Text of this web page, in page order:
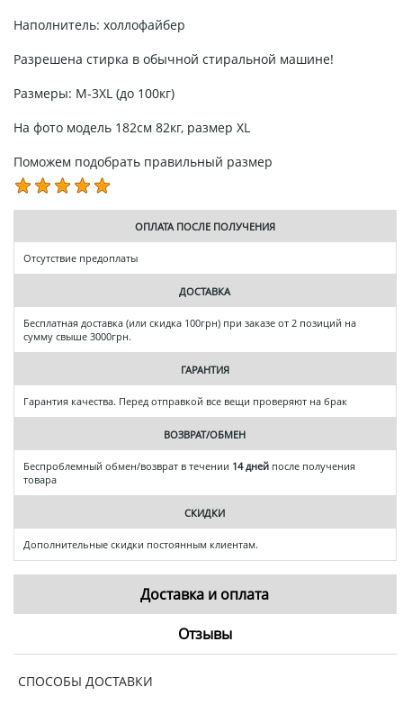
Наполнитель: холлофайбер
Разрешена стирка в обычной стиральной машине!
Размеры: M-3XL (до 100кг)
На фото модель 182см 82кг, размер XL
Поможем подобрать правильный размер
ОПЛАТА ПОСЛЕ ПОЛУЧЕНИЯ
Отсутствие предоплаты
ДОСТАВКА
Бесплатная доставка (или скидка 100грн) при заказе от 2 позиций на
сумму свыше 3000грн.
ГАРАНТИЯ
Гарантия качества. Перед отправкой все вещи проверяют на брак
ВОЗВРАТ/ОБМЕН
Беспроблемный обмен/возврат в течении 14 дней после получения
товара
СКИДКИ
Дополнительные скидки постоянным клиентам.
Доставка и оплата
Отзывы
СПОСОБЫ ДОСТАВКИ